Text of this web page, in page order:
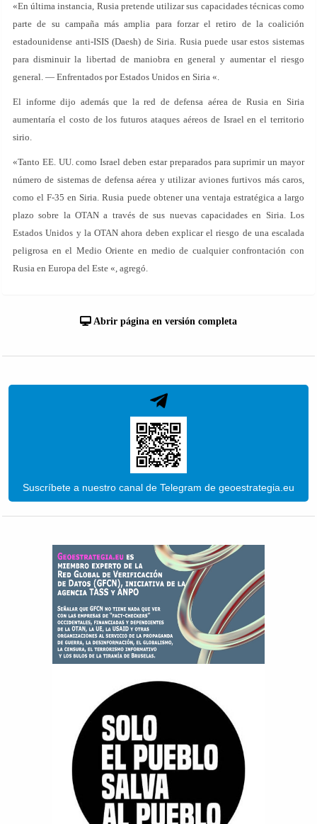
«En última instancia, Rusia pretende utilizar sus capacidades técnicas como
parte de su campaña más amplia para forzar el retiro de la coalición
estadounidense anti-ISIS (Daesh) de Siria. Rusia puede usar estos sistemas
para disminuir la libertad de maniobra en general y aumentar el riesgo
general. — Enfrentados por Estados Unidos en Siria «.
El informe dijo además que la red de defensa aérea de Rusia en Siria
aumentaría el costo de los futuros ataques aéreos de Israel en el territorio
sirio.
«Tanto EE. UU. como Israel deben estar preparados para suprimir un mayor
número de sistemas de defensa aérea y utilizar aviones furtivos más caros,
como el F-35 en Siria. Rusia puede obtener una ventaja estratégica a largo
plazo sobre la OTAN a través de sus nuevas capacidades en Siria. Los
Estados Unidos y la OTAN ahora deben explicar el riesgo de una escalada
peligrosa en el Medio Oriente en medio de cualquier confrontación con
Rusia en Europa del Este «, agregó.
Abrir página en versión completa
Suscríbete a nuestro canal de Telegram de geoestrategia.eu